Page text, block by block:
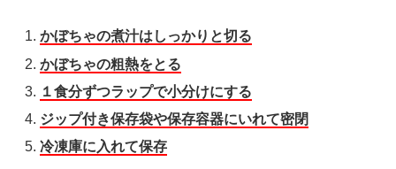
かぼちゃの煮汁はしっかりと切る
かぼちゃの粗熱をとる
１食分ずつラップで小分けにする
ジップ付き保存袋や保存容器にいれて密閉
冷凍庫に入れて保存